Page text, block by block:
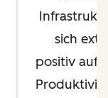
sich
positiv auf